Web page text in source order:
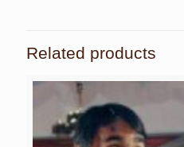
Related products